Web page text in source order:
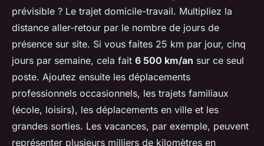
prévisible ? Le trajet domicile-travail. Multipliez la
distance aller-retour par le nombre de jours de
présence sur site. Si vous faites 25 km par jour, cinq
jours par semaine, cela fait 6 500 km/an sur ce seul
poste. Ajoutez ensuite les déplacements
professionnels occasionnels, les trajets familiaux
(école, loisirs), les déplacements en ville et les
grandes sorties. Les vacances, par exemple, peuvent
représenter plusieurs milliers de kilomètres en